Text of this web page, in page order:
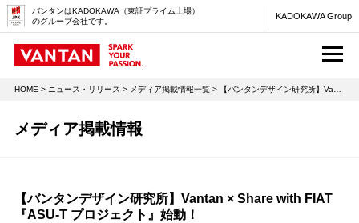
バンタンはKADOKAWA（東証プライム上場）
のグループ会社です。
KADOKAWA Group
HOME > ニュース・リリース > メディア掲載情報一覧 > 【バンタンデザイン研究所】Vantan × Share with FIAT 『ASU-T プロジェクト』始動！apparel-web.com 6月17日ほか
メディア掲載情報
【バンタンデザイン研究所】Vantan × Share with FIAT
『ASU-T プロジェクト』始動！